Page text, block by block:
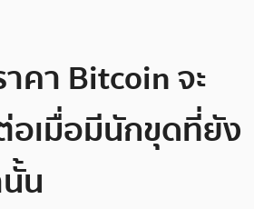
คา Bitcoin จะ
เมื่อมีนักขุดที่ยัง
น